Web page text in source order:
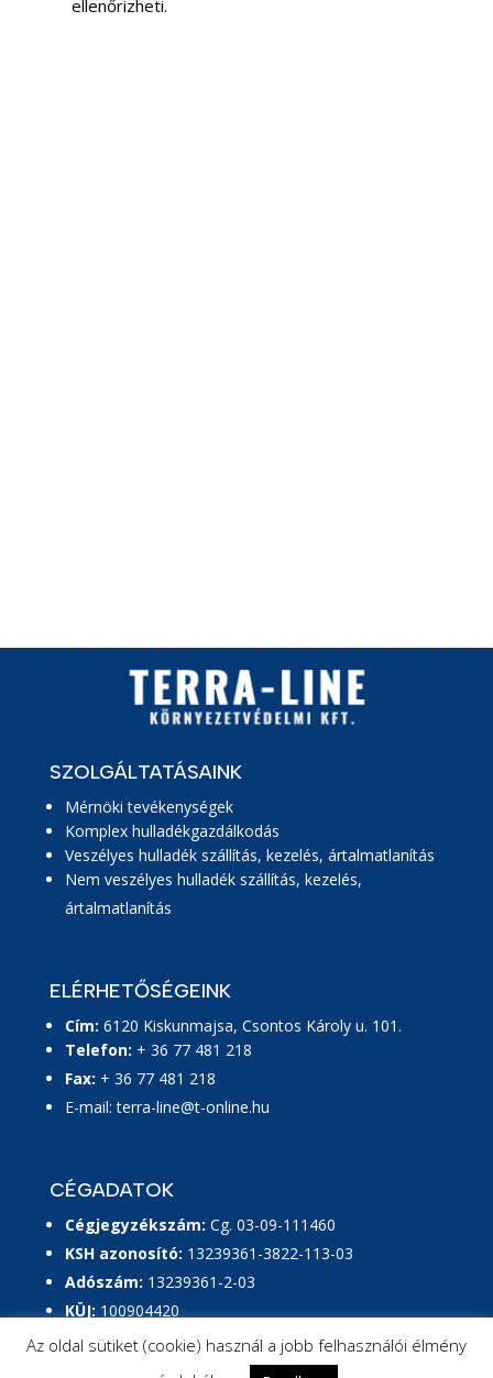
ellenőrizheti.
SZOLGÁLTATÁSAINK
Mérnöki tevékenységek
Komplex hulladékgazdálkodás
Veszélyes hulladék szállítás, kezelés, ártalmatlanítás
Nem veszélyes hulladék szállítás, kezelés,
ártalmatlanítás
ELÉRHETŐSÉGEINK
Cím: 6120 Kiskunmajsa, Csontos Károly u. 101.
Telefon: + 36 77 481 218
Fax: + 36 77 481 218
E-mail:terra-line@t-online.hu
CÉGADATOK
Cégjegyzékszám: Cg. 03-09-111460
KSH azonosító: 13239361-3822-113-03
Adószám: 13239361-2-03
KÜJ: 100904420
KTJ:101328169
Az oldal sütiket (cookie) használ a jobb felhasználói élmény